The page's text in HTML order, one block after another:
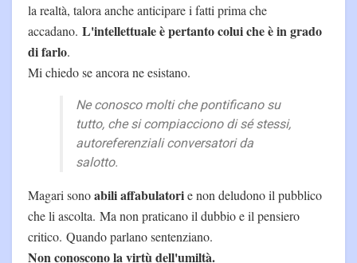
la realtà, talora anche anticipare i fatti prima che
accadano. L'intellettuale è pertanto colui che è in grado
di farlo.
Mi chiedo se ancora ne esistano.
Ne conosco molti che pontificano su
tutto, che si compiacciono di sé stessi,
autoreferenziali conversatori da
salotto.
Magari sonoabili affabulatorie non deludono il pubblico
che li ascolta. Ma non praticano il dubbio e il pensiero
critico. Quando parlano sentenziano.
Non conoscono la virtù dell'umiltà.